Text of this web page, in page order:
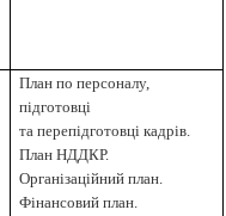
План по персоналу,
підготовці
та перепідготовці кадрів.
План НДДКР.
Організаційний план.
Фінансовий план.